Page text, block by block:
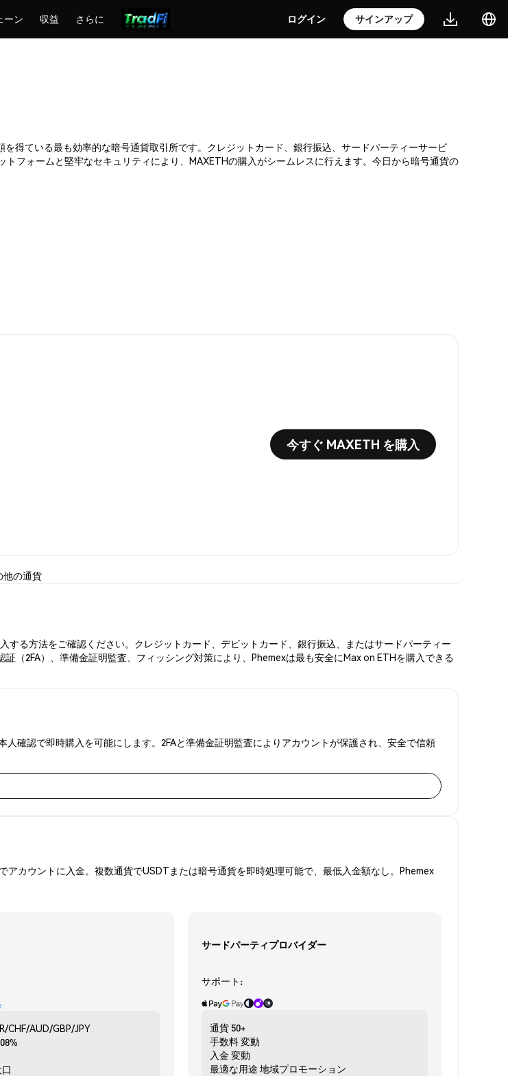
ーン 収益 さらに ログイン サインアップ
得ている最も効率的な暗号通貨取引所です。クレジットカード、銀行振込、サードパーティーサービ
フォームと堅牢なセキュリティにより、MAXETHの購入がシームレスに行えます。今日から暗号通貨の
今すぐ MAXETH を購入
他の通貨
する方法をご確認ください。クレジットカード、デビットカード、銀行振込、またはサードパーティー
（2FA）、準備金証明監査、フィッシング対策により、Phemexは最も安全にMax on ETHを購入できる
確認で即時購入を可能にします。2FAと準備金証明監査によりアカウントが保護され、安全で信頼
カウントに入金。複数通貨でUSDTまたは暗号通貨を即時処理可能で、最低入金額なし。Phemex
CHF/AUD/GBP/JPY
サードパーティプロバイダー
サポート:
通貨 50+
手数料変動
入金 変動
最適な用途 地域プロモーション